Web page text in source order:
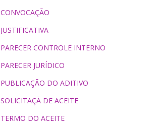
CONVOCAÇÃO
JUSTIFICATIVA
PARECER CONTROLE INTERNO
PARECER JURÍDICO
PUBLICAÇÃO DO ADITIVO
SOLICITAÇÃ DE ACEITE
TERMO DO ACEITE